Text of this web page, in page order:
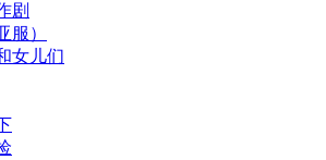
剧
服）
女儿们